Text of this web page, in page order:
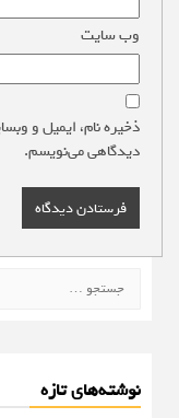
وب‌ سایت
ذخیره نام، ایمیل و
دیدگاهی می‌نویسم.
برای:
نوشته‌های تازه